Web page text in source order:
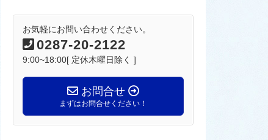
お気軽にお問い合わせください。
0287-20-2122
9:00~18:00[ 定休木曜日除く ]
お問合せ
まずはお問合せください！